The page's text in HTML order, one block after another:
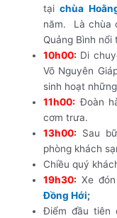
tạichùa
năm. Là chùa
Quảng Bình nổi
10h00: Di
Võ Nguyên
sinh hoạt
11h00: Đoàn
cơm trưa.
13h00:
Sau
phòng khách
Chiều quý
19h30: Xe
Đồng Hới;
Điểm đầu tiên